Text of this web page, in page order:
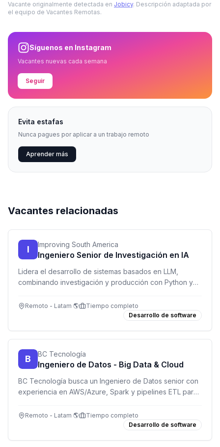
Vacante originalmente detectada en Jobicy. Descripción adaptada por
el equipo de Vacantes Remotas.
Síguenos en Instagram
Vacantes nuevas cada semana
Seguir
Evita estafas
Nunca pagues por aplicar a un trabajo remoto
Aprender más
Vacantes relacionadas
I Improving South America
Ingeniero Senior de Investigación en IA
Lidera el desarrollo de sistemas basados en LLM,
combinando investigación y producción con Python y
Remoto - Latam 🌎
Tiempo completo
Desarrollo de software
B BC Tecnología
Ingeniero de Datos - Big Data & Cloud
BC Tecnología busca un Ingeniero de Datos senior con
experiencia en AWS/Azure, Spark y pipelines ETL para
Remoto - Latam 🌎
Tiempo completo
Desarrollo de software